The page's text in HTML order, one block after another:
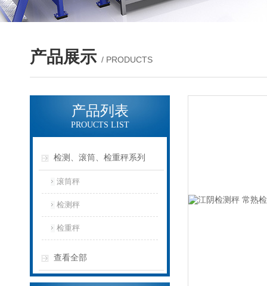
产品展示 / PRODUCTS
产品列表
PROUCTS LIST
检测、滚筒、检重秤系列
滚筒秤
检测秤
检重秤
查看全部